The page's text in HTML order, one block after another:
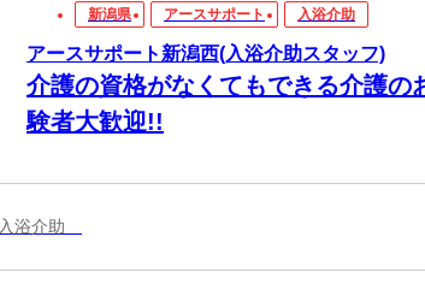
新潟県 アースサポート 入浴介助
アースサポート新潟西(入浴介助スタッフ)
介護の資格がなくてもできる介護の
験者大歓迎!!
入浴介助